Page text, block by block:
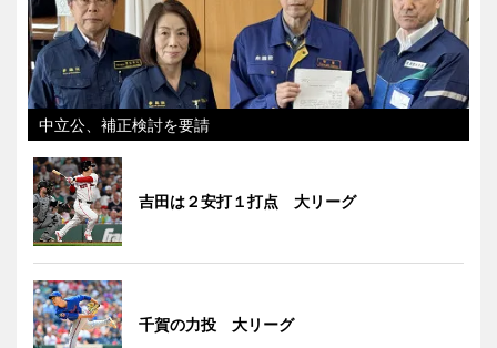
中立公、補正検討を要請
吉田は２安打１打点 大リーグ
千賀の力投 大リーグ